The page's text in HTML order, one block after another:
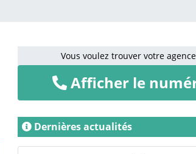
Vous voulez trouver votre
Afficher le
Dernières actualités